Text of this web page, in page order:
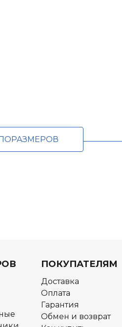
ПОКУПАТЕЛЯМ
Доставка
Оплата
Гарантия
Обмен и возврат